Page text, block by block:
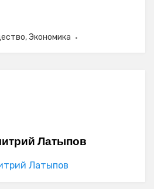
,Экономика
Латыпов
Латыпов